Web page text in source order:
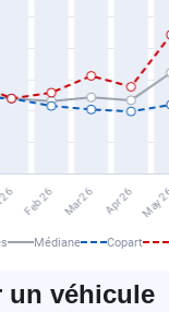
Médiane Copart
un véhicule